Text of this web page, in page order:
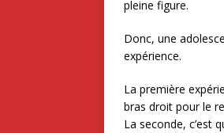
pleine figure.
Donc, une
expérience.
La première
bras droit pour le
La seconde, c’est